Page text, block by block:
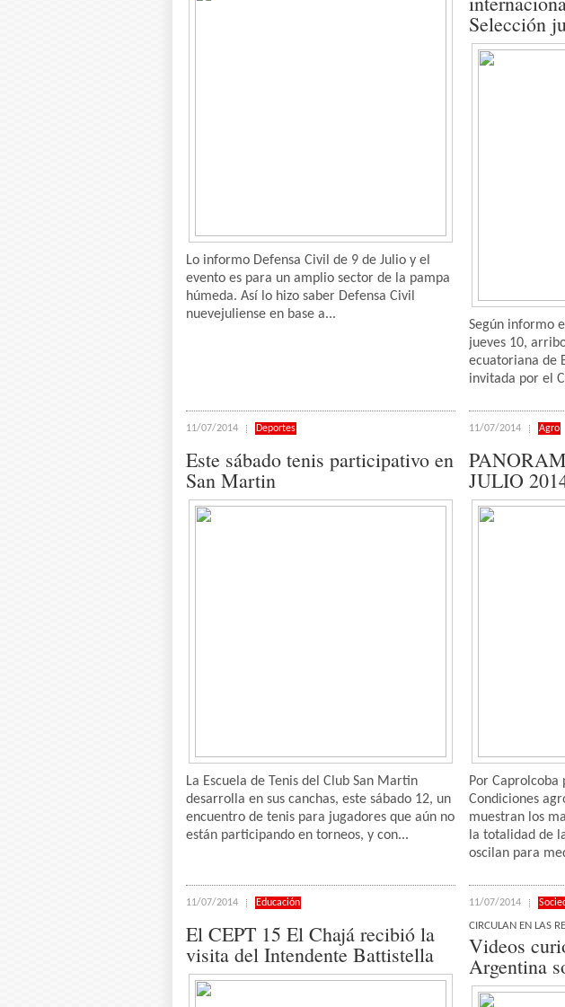
Lo informo Defensa Civil de 9 de Julio y el
evento es para un amplio sector de la pampa
húmeda. Así lo hizo saber Defensa Civil
nuevejuliense en base a...
Selección
Según informo
jueves 10,
ecuatoriana de
invitada por el
11/07/2014 Deportes
Este sábado tenis participativo en
San Martin
La Escuela de Tenis del Club San Martin
desarrolla en sus canchas, este sábado 12, un
encuentro de tenis para jugadores que aún no
están participando en torneos, y con...
11/07/2014 Agro
JULIO
Por Caprolcoba
Condiciones
muestran los
la totalidad de
oscilan para
11/07/2014 Educación
El CEPT 15 El Chajá recibió la
visita del Intendente Battistella
11/07/2014
CIRCULAN EN LAS
Videos
Argentina